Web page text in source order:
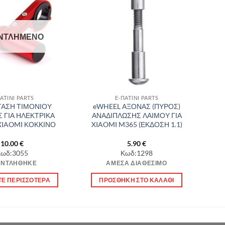
Πρόσθήκη
στην λίστα
επιθυμιών
PARTS
ΤΙΜΟΝΙΟΥ
ΗΛΕΚΤΡΙΚΑ
ΚΟΚΚΙΝΟ
10.00€
ΠΕΡΙΣΣΌΤΕΡΑ
E-ΠΑΤΙΝΙ PARTS
eWHEEL ΑΞΟΝΑΣ (ΠΥΡΟΣ)
ΑΝΑΔΙΠΛΩΣΗΣ ΛΑΙΜΟΥ ΓΙΑ
XIAOMI M365 (ΕΚΔΟΣΗ 1.1)
5.90€
Κωδ:1298
ΆΜΕΣΑ ΔΙΑΘΈΣΙΜΟ
ΠΡΟΣΘΉΚΗ ΣΤΟ ΚΑΛΆΘΙ